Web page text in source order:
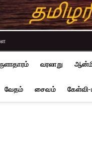
வரலாறு
வேதம் சைவம் கேள்வி-